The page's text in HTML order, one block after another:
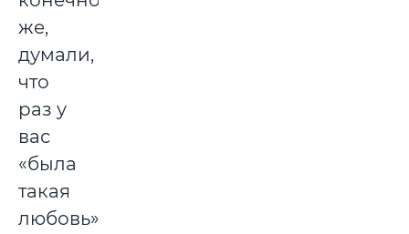
же,
думали,
что
раз у
вас
«была
такая
любовь»